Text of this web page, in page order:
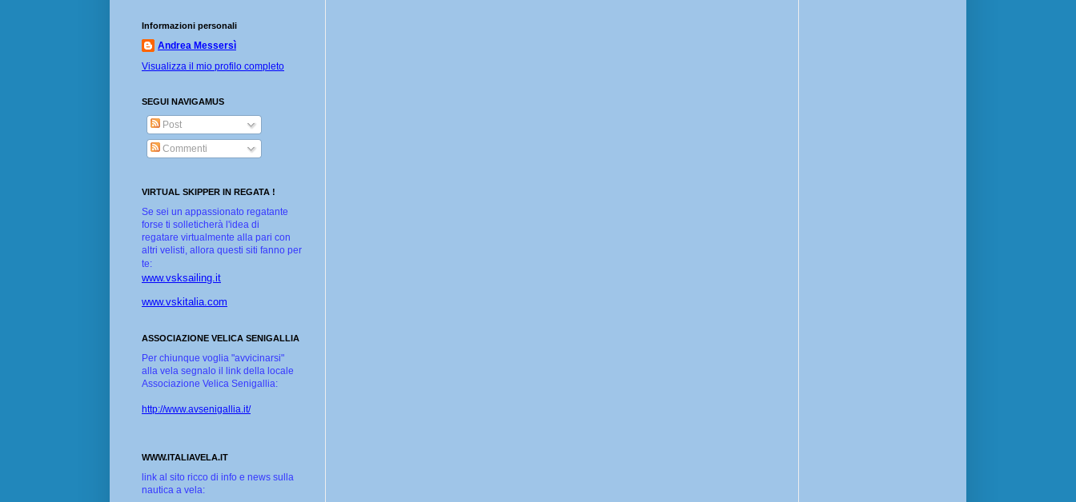
Informazioni personali
Andrea Messersì
Visualizza il mio profilo completo
SEGUI NAVIGAMUS
Post
Commenti
VIRTUAL SKIPPER IN REGATA !
Se sei un appassionato regatante
forse ti solleticherà l'idea di
regatare virtualmente alla pari con
altri velisti, allora questi siti fanno per
te:
www.vsksailing.it
www.vskitalia.com
ASSOCIAZIONE VELICA SENIGALLIA
Per chiunque voglia "avvicinarsi"
alla vela segnalo il link della locale
Associazione Velica Senigallia:
http://www.avsenigallia.it/
WWW.ITALIAVELA.IT
link al sito ricco di info e news sulla
nautica a vela: